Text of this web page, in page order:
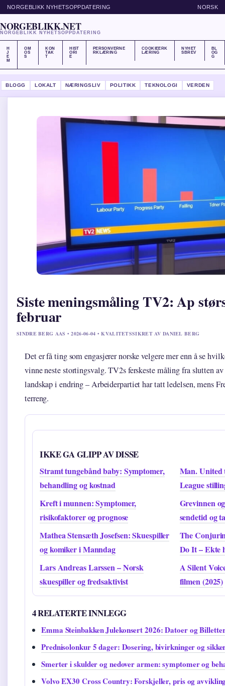
NORGEBLIKK NYHETSOPPDATERING NORSK
NORGEBLIKK.NET
NORGEBLIKK NYHETSOPPDATERING
H
J
E
M
OM
OS
S
KON
TAK
T
HIST
ORI
E
PERSONVERNE
RKLÆRING
COOKIEERK
LÆRING
NYHET
SBREV
BL
OG
G
BLOGG LOKALT NÆRINGSLIV POLITIKK TEKNOLOGI VERDEN
Siste meningsmåling TV2: Ap
februar
SINDRE BERG AAS • 2026-06-04 • KVALITETSSIKRET AV DANIEL BERG
Det er få ting som engasjerer norske velgere mer enn å se
vinne neste stortingsvalg. TV2s ferskeste måling fra slutten
landskap i endring – Arbeiderpartiet har tatt ledelsen, mens
terreng.
IKKE GA GLIPP AV DISSE
Stramt tungebånd baby: Symptomer,
behandling og kostnad
Man. United
League
Kreft i munnen: Symptomer,
risikofaktorer og prognose
Grevinnen
sendetid og
Mathea Stensæth Josefsen: Skuespiller
og komiker i Manndag
The
Do It – Ekte
Lars Andreas Larssen – Norsk
skuespiller og fredsaktivist
A Silent
filmen (2025)
4 RELATERTE INNLEGG
Emma Steinbakken Julekonsert 2026: Datoer og
Prednisolonkur 5 dager: Dosering, bivirkninger og
Smerter i skulder og nedover armen: symptomer og
Volvo EX30 Cross Country: Forskjeller, pris og